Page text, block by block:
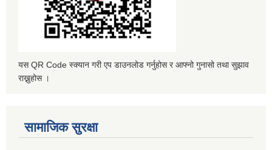
यस QR Code स्क्यान गरी एप डाउनलोड गर्नुहोस र आफ्नो गुनासो तथा सुझाव
राख्नुहोस ।
सामाजिक सुरक्षा